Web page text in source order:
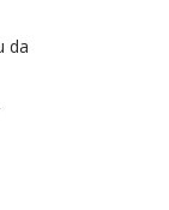
da